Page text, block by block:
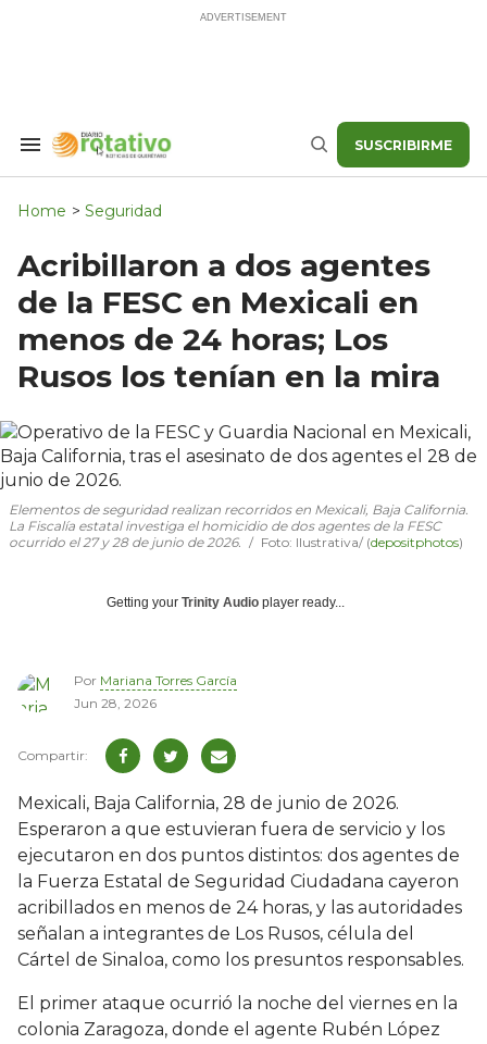
Search
Navigation
Buscar SUSCRIBIRME
Home > Seguridad
Acribillaron a dos agentes
de la FESC en Mexicali en
menos de 24 horas; Los
Rusos los tenían en la mira
Elementos de seguridad realizan recorridos en Mexicali, Baja California.
La Fiscalía estatal investiga el homicidio de dos agentes de la FESC
ocurrido el 27 y 28 de junio de 2026.
Foto: Ilustrativa/ (depositphotos)
Getting your Trinity Audio player ready...
Por Mariana Torres García
Jun 28, 2026
Mexicali, Baja California, 28 de junio de 2026.
Esperaron a que estuvieran fuera de servicio y los
ejecutaron en dos puntos distintos: dos agentes de
la Fuerza Estatal de Seguridad Ciudadana cayeron
acribillados en menos de 24 horas, y las autoridades
señalan a integrantes de Los Rusos, célula del
Cártel de Sinaloa, como los presuntos responsables.
El primer ataque ocurrió la noche del viernes en la
colonia Zaragoza, donde el agente Rubén López